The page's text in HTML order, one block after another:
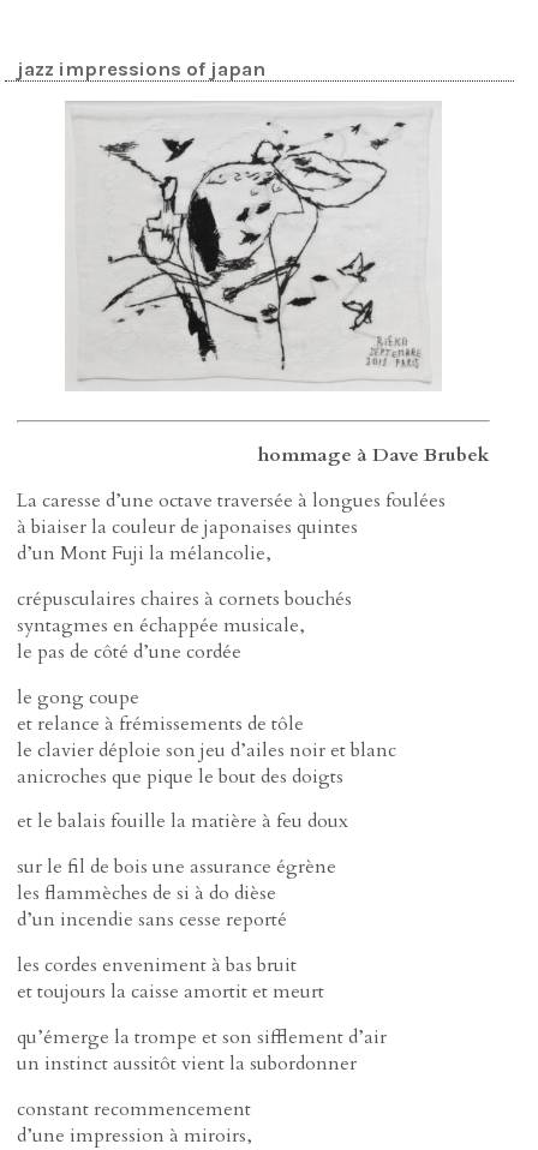
jazz impressions of japan
hommage à Dave Brubek
La caresse d’une octave traversée à longues foulées
à biaiser la couleur de japonaises quintes
d’un Mont Fuji la mélancolie,
crépusculaires chaires à cornets bouchés
syntagmes en échappée musicale,
le pas de côté d’une cordée
le gong coupe
et relance à frémissements de tôle
le clavier déploie son jeu d’ailes noir et blanc
anicroches que pique le bout des doigts
et le balais fouille la matière à feu doux
sur le fil de bois une assurance égrène
les flammèches de si à do dièse
d’un incendie sans cesse reporté
les cordes enveniment à bas bruit
et toujours la caisse amortit et meurt
qu’émerge la trompe et son sifflement d’air
un instinct aussitôt vient la subordonner
constant recommencement
d’une impression à miroirs,